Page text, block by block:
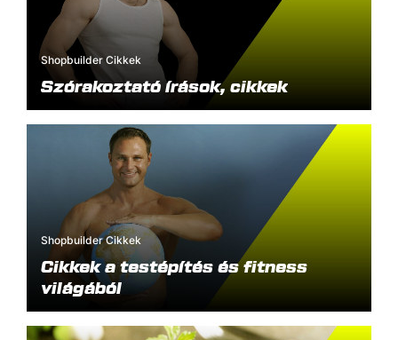
Shopbuilder Cikkek
Szórakoztató írások, cikkek
Shopbuilder Cikkek
Cikkek a testépítés és fitness
világából